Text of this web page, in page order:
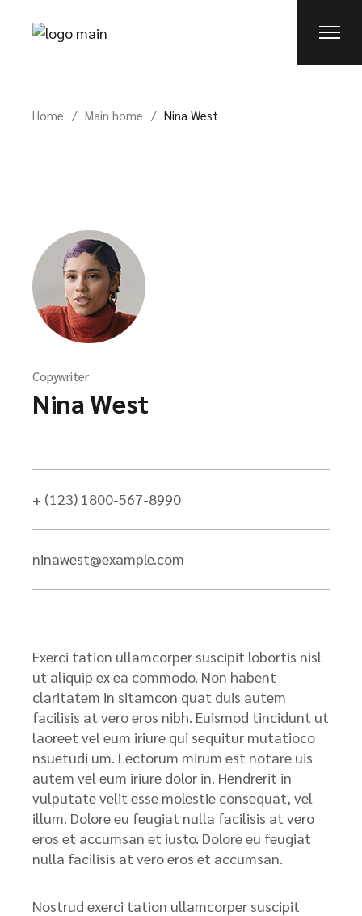
Home Main home Nina West
Copywriter
Nina West
+ (123) 1800-567-8990
ninawest@example.com
Exerci tation ullamcorper suscipit lobortis nisl
ut aliquip ex ea commodo. Non habent
claritatem in sitamcon quat duis autem
facilisis at vero eros nibh. Euismod tincidunt ut
laoreet vel eum iriure qui sequitur mutatioco
nsuetudi um. Lectorum mirum est notare uis
autem vel eum iriure dolor in. Hendrerit in
vulputate velit esse molestie consequat, vel
illum. Dolore eu feugiat nulla facilisis at vero
eros et accumsan et iusto. Dolore eu feugiat
nulla facilisis at vero eros et accumsan.
Nostrud exerci tation ullamcorper suscipit